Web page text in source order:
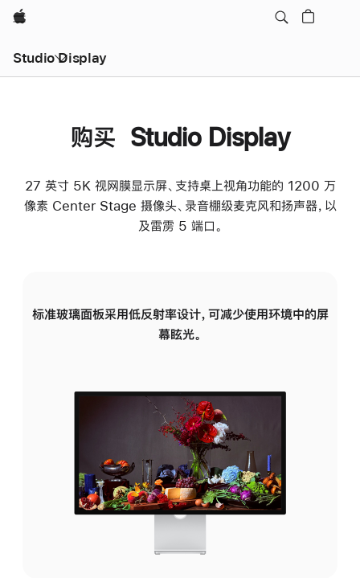
Apple
Studio Display
购买 Studio Display
27 英寸 5K 视网膜显示屏、支持桌上视角功能的 1200 万
像素 Center Stage 摄像头、录音棚级麦克风和扬声器，以
及雷雳 5 端口。
标准玻璃面板采用低反射率设计，可减少使用环境中的屏
幕眩光。